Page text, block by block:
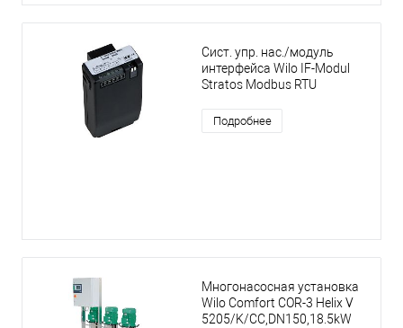
Сист. упр. нас./модуль
интерфейса Wilo IF-Modul
Stratos Modbus RTU
Подробнее
Многонасосная установка
Wilo Comfort COR-3 Helix V
5205/K/CC,DN150,18.5kW